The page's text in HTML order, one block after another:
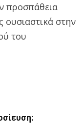
προσπάθεια
ουσιαστικά στην
του